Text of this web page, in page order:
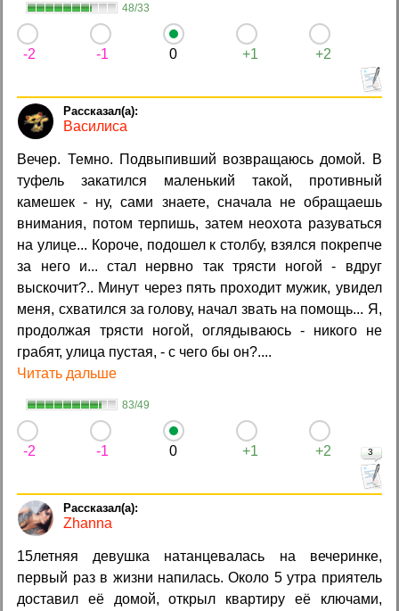
48/33
-2 -1 0 +1 +2
Василиса
Вечер. Темно. Подвыпивший возвращаюсь домой. В
туфель закатился маленький такой, противный
камешек - ну, сами знаете, сначала не обращаешь
внимания, потом терпишь, затем неохота разуваться
на улице... Короче, подошел к столбу, взялся покрепче
за него и... стал нервно так трясти ногой - вдруг
выскочит?.. Минут через пять проходит мужик, увидел
меня, схватился за голову, начал звать на помощь... Я,
продолжая трясти ногой, оглядываюсь - никого не
грабят, улица пустая, - с чего бы он?....
Читать дальше
83/49
-2 -1 0 +1 +2 3
Zhanna
15летняя девушка натанцевалась на вечеринке,
первый раз в жизни напилась. Около 5 утра приятель
доставил её домой, открыл квартиру её ключами,